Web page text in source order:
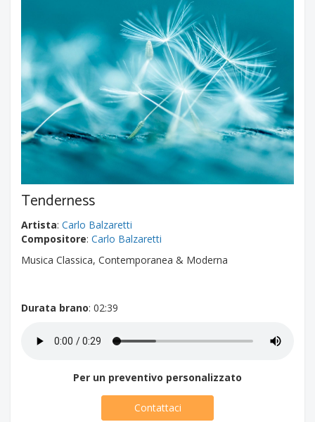
Tenderness
Artista: Carlo Balzaretti
Compositore: Carlo Balzaretti
Musica Classica, Contemporanea & Moderna
Durata brano: 02:39
Per un preventivo personalizzato
Contattaci